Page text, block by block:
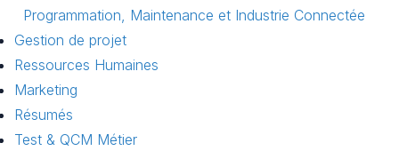
Programmation, Maintenance et Industrie Connectée
Gestion de projet
Ressources Humaines
Marketing
Résumés
Test & QCM Métier